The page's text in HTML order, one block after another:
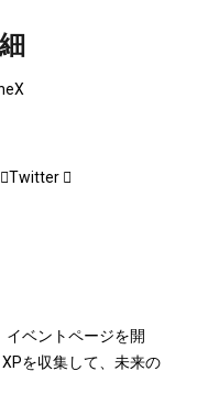
Twitter
イベントページを開
を収集して、未来の